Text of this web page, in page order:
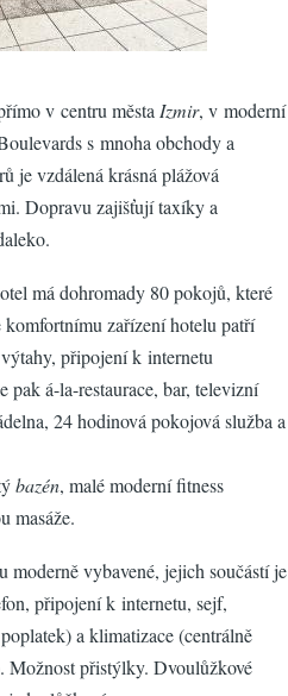
v centru města Izmir, v moderní
s mnoha obchody a
je vzdálená krásná plážová
Dopravu zajišťují taxíky a
má dohromady 80 pokojů, které
zařízení hotelu patří
připojení k internetu
á-la-restaurace, bar, televizní
24 hodinová pokojová služba a
bazén, malé moderní fitness
masáže.
moderně vybavené, jejich součástí je
připojení k internetu, sejf,
a klimatizace (centrálně
Možnost přistýlky. Dvoulůžkové